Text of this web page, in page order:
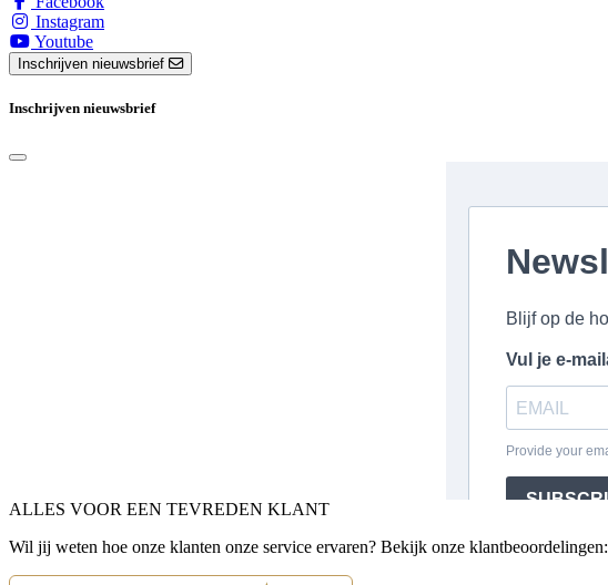
Instagram
Youtube
Inschrijven nieuwsbrief
Inschrijven nieuwsbrief
ALLES VOOR EEN TEVREDEN KLANT
Wil jij weten hoe onze klanten onze service ervaren? Bekijk onze klantbeoordelingen: